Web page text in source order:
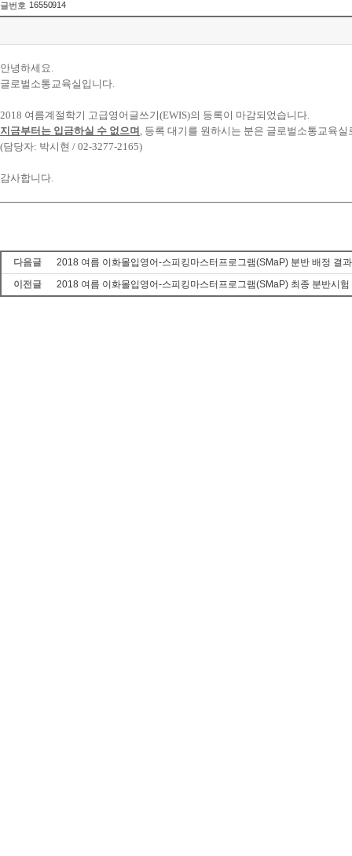
글번호 16550914
안녕하세요.
글로벌소통교육실입니다.
2018 여름계절학기 고급영어글쓰기(EWIS)의 등록이 마감되었습니다.
지금부터는 입금하실 수 없으며 , 등록 대기를 원하시는 분은 글로벌소통교육실
(담당자: 박시현 / 02-3277-2165)
감사합니다.
다음글
2018 여름 이화몰입영어-스피킹마스터프로그램(SMaP) 분반 배정 결과
이전글
2018 여름 이화몰입영어-스피킹마스터프로그램(SMaP) 최종 분반시험